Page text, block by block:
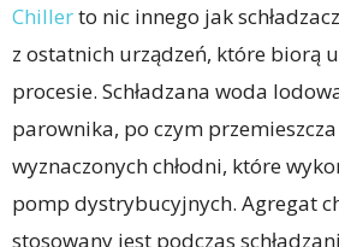
Chillerto nic innego jak
z ostatnich urządzeń, które biorą
procesie. Schładzana woda
parownika, po czym
wyznaczonych chłodni, które
pomp dystrybucyjnych. Agregat
stosowany jest podczas